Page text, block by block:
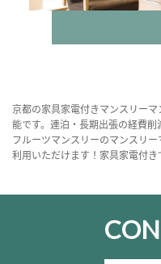
京都の家具家電付きマンスリー
能です。連泊・長期出張の経費削
フルーツマンスリーのマンスリ
利用いただけます！家具家電付き